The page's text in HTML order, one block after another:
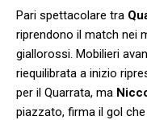
Pari spettacolare tra
riprendono il match nei
giallorossi. Mobilieri
riequilibrata a inizio
per il Quarrata, ma
piazzato, firma il gol